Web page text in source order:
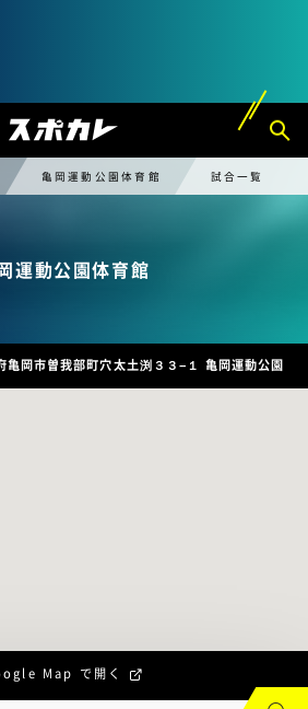
亀岡運動公園体育館 試合一覧
運動公園体育館
岡市曽我部町穴太土渕３３−１ 亀岡運動公園
Map で開く